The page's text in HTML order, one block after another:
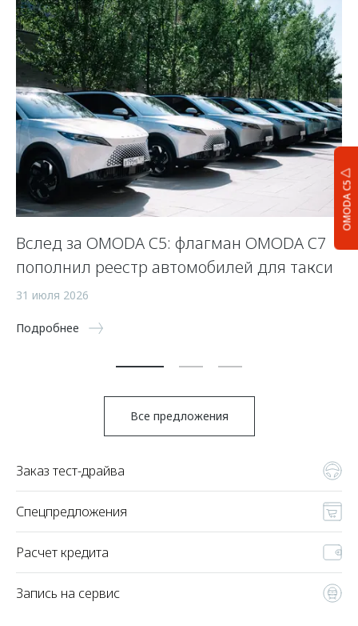
OMODA C5
Вслед за OMODA C5: флагман OMODA C7
пополнил реестр автомобилей для такси
31 июля 2026
Подробнее
Все предложения
Заказ тест-драйва
Спецпредложения
Расчет кредита
Запись на сервис